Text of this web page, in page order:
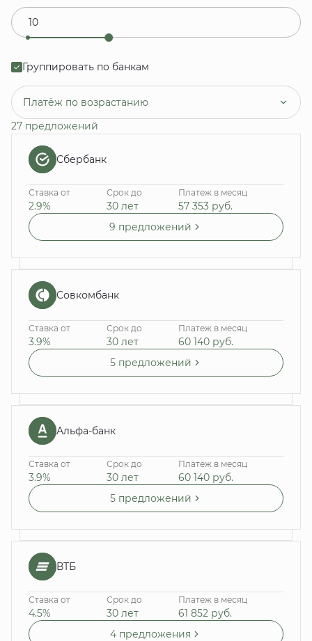
Группировать по банкам
Платёж по возрастанию
27 предложений
Сбербанк
Ставка от
2.9%
Срок до
30 лет
Платеж в месяц
57 353 руб.
9 предложений
Совкомбанк
Ставка от
3.9%
Срок до
30 лет
Платеж в месяц
60 140 руб.
5 предложений
Альфа-банк
Ставка от
3.9%
Срок до
30 лет
Платеж в месяц
60 140 руб.
5 предложений
ВТБ
Ставка от
4.5%
Срок до
30 лет
Платеж в месяц
61 852 руб.
4 предложения